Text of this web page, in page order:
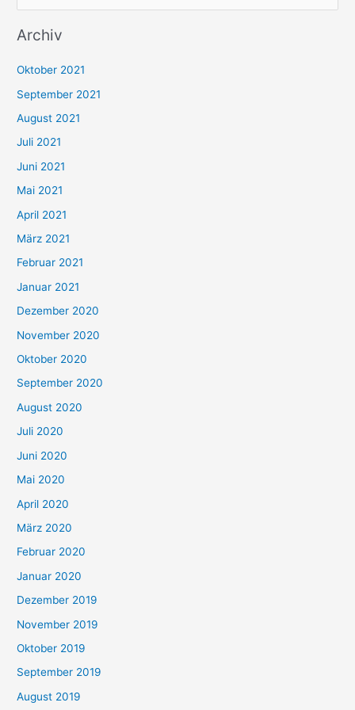
c
n
n
a
c
h
:
Archiv
Oktober 2021
September 2021
August 2021
Juli 2021
Juni 2021
Mai 2021
April 2021
März 2021
Februar 2021
Januar 2021
Dezember 2020
November 2020
Oktober 2020
September 2020
August 2020
Juli 2020
Juni 2020
Mai 2020
April 2020
März 2020
Februar 2020
Januar 2020
Dezember 2019
November 2019
Oktober 2019
September 2019
August 2019